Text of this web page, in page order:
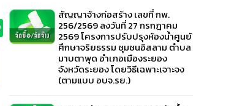
สัญญาจ้างก่อสร้าง เลขที่ กพ.
256/2569 ลงวันที่ 27 กรกฎาคม
2569 โครงการปรับปรุงห้องน้ำศูนย์
ศึกษาจริยธรรม ชุมชนอิสลาม ตำบล
มาบตาพุด อำเภอเมืองระยอง
จังหวัดระยอง โดยวิธีเฉพาะเจาะจง
(ตามแบบ อบจ.รย.)